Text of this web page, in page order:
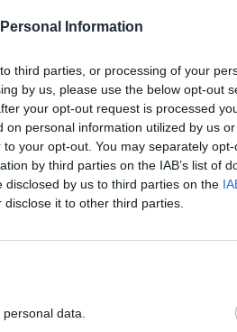
Information
third parties, or processing of your
by us, please use the below opt-out
your opt-out request is processed
personal information utilized by us
your opt-out. You may separately
by third parties on the IAB’s list of
by us to third parties on the
it to other third parties.
data.
likuma izpratnē, un tā